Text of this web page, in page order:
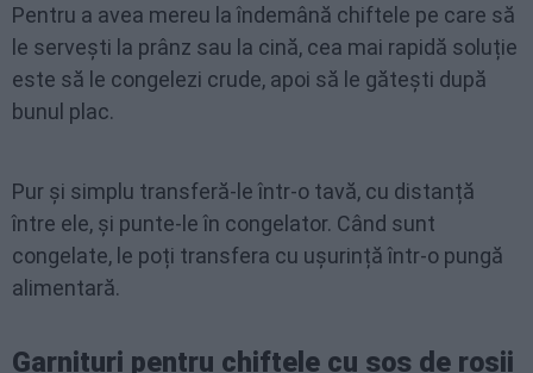
Pentru a avea mereu la îndemână chiftele pe care să
le servești la prânz sau la cină, cea mai rapidă soluție
este să le congelezi crude, apoi să le gătești după
bunul plac.
Pur și simplu transferă-le într-o tavă, cu distanță
între ele, și punte-le în congelator. Când sunt
congelate, le poți transfera cu ușurință într-o pungă
alimentară.
Garnituri pentru chiftele cu sos de roșii